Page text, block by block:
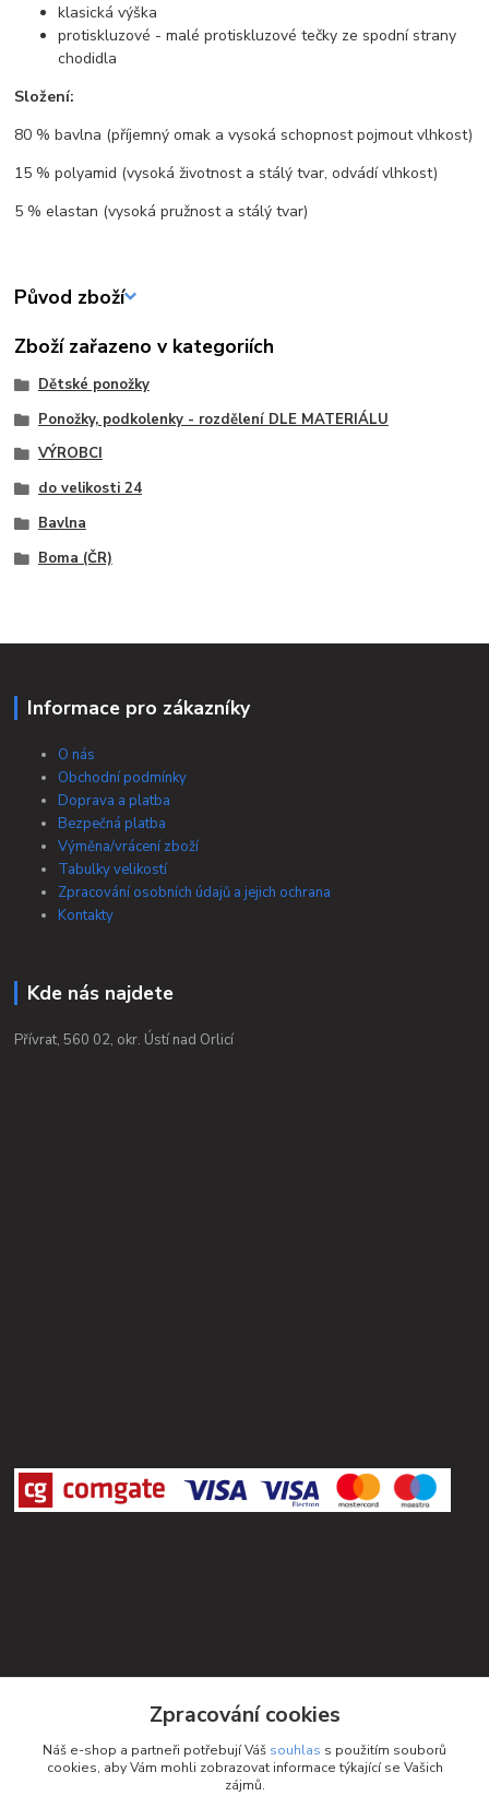
klasická výška
protiskluzové - malé protiskluzové tečky ze spodní strany
chodidla
Složení:
80 % bavlna (příjemný omak a vysoká schopnost pojmout vlhkost)
15 % polyamid (vysoká životnost a stálý tvar, odvádí vlhkost)
5 % elastan (vysoká pružnost a stálý tvar)
Původ zboží
Zboží zařazeno v kategoriích
Dětské ponožky
Ponožky, podkolenky - rozdělení DLE MATERIÁLU
VÝROBCI
do velikosti 24
Bavlna
Boma (ČR)
Informace pro zákazníky
O nás
Obchodní podmínky
Doprava a platba
Bezpečná platba
Výměna/vrácení zboží
Tabulky velikostí
Zpracování osobních údajů a jejich ochrana
Kontakty
Kde nás najdete
Přívrat, 560 02, okr. Ústí nad Orlicí
+420 732 552 122
Zpracování cookies
Náš e-shop a partneři potřebují Váš souhlas s použitím souborů
cookies, aby Vám mohli zobrazovat informace týkající se Vašich
zájmů.